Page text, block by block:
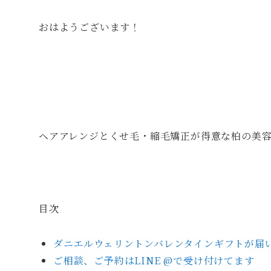
おはようございます！
ヘアアレンジとくせ毛・縮毛矯正が得意な柏の美
目次
ダニエルウェリントンバレンタインギフトが届
ご相談、ご予約はLINE @で受け付けてます